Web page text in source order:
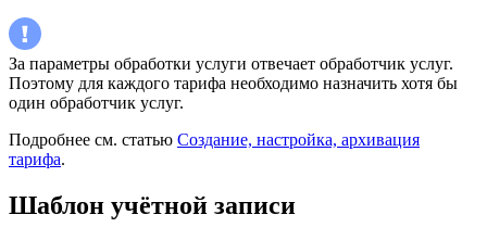
За параметры обработки услуги отвечает обработчик услуг.
Поэтому для каждого тарифа необходимо назначить хотя бы
один обработчик услуг.
Подробнее см. статью Создание, настройка, архивация
тарифа.
Шаблон учётной записи